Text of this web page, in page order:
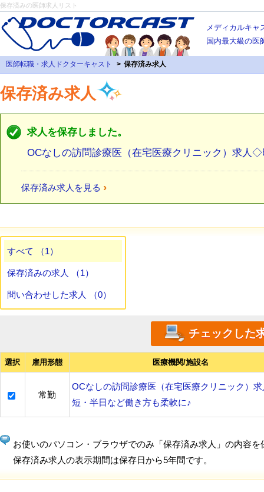
保存済みの医師求人リスト
メディカルキャ
国内最大級の医
医師転職・求人ドクターキャスト 保存済み求人
保存済み求人
求人を保存しました。
OCなしの訪問診療医（在宅医療クリニック）求人
保存済み求人を見る ›
すべて （1）
保存済みの求人 （1）
問い合わせした求人 （0）
選択 雇用形態 医療機関/施設名
常勤
OCなしの訪問診療医（在宅医療クリニック）
短・半日など働き方も柔軟に♪
お使いのパソコン・ブラウザでのみ「保存済み求人」の内容を
保存済み求人の表示期間は保存日から5年間です。